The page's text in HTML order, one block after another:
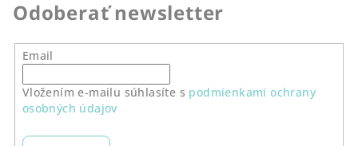
Odoberať newsletter
Email
Vložením e-mailu súhlasíte s podmienkami ochrany
osobných údajov